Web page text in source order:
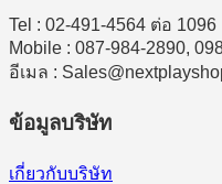
Tel : 02-491-4564 ต่อ 1096
Mobile : 087-984-2890,
อีเมล :
ข้อมูลบริษัท
เกี่ยวกับบริษัท